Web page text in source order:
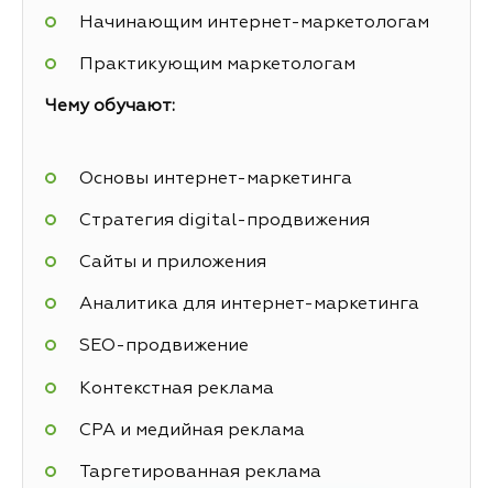
Начинающим интернет-маркетологам
Практикующим маркетологам
Чему обучают:
Основы интернет-маркетинга
Стратегия digital-продвижения
Сайты и приложения
Аналитика для интернет-маркетинга
SEO-продвижение
Контекстная реклама
СРА и медийная реклама
Таргетированная реклама